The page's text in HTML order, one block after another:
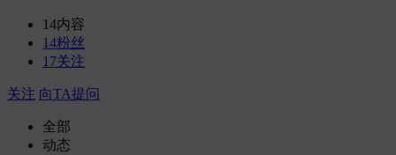
14内容
14粉丝
17关注
关注 向TA提问
全部
动态